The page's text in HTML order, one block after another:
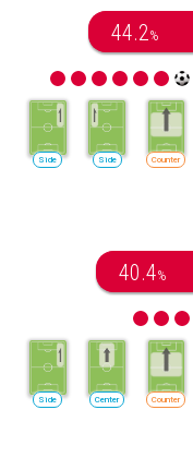
44.2%
Counter
Side
Side
40.4%
Counter
Center
Side